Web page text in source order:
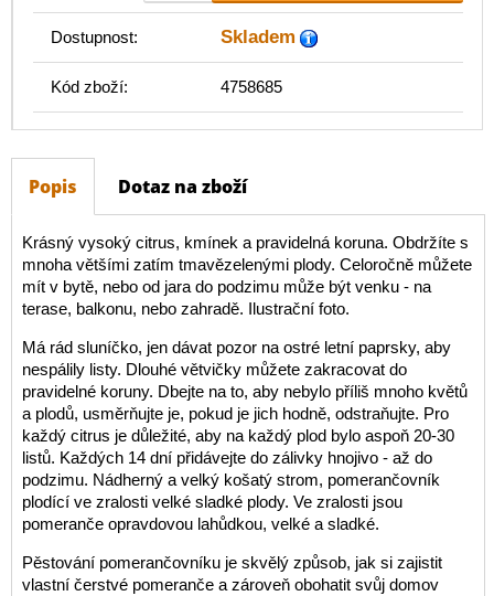
Dostupnost: Skladem
Kód zboží: 4758685
Popis Dotaz na zboží
Krásný vysoký citrus, kmínek a pravidelná koruna. Obdržíte s
mnoha většími zatím tmavězelenými plody. Celoročně můžete
mít v bytě, nebo od jara do podzimu může být venku - na
terase, balkonu, nebo zahradě. Ilustrační foto.
Má rád sluníčko, jen dávat pozor na ostré letní paprsky, aby
nespálily listy. Dlouhé větvičky můžete zakracovat do
pravidelné koruny. Dbejte na to, aby nebylo příliš mnoho květů
a plodů, usměrňujte je, pokud je jich hodně, odstraňujte. Pro
každý citrus je důležité, aby na každý plod bylo aspoň 20-30
listů. Každých 14 dní přidávejte do zálivky hnojivo - až do
podzimu. Nádherný a velký košatý strom, pomerančovník
plodící ve zralosti velké sladké plody. Ve zralosti jsou
pomeranče opravdovou lahůdkou, velké a sladké.
Pěstování pomerančovníku je skvělý způsob, jak si zajistit
vlastní čerstvé pomeranče a zároveň obohatit svůj domov